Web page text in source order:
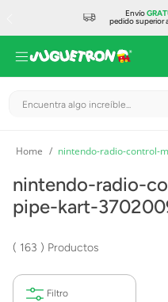
Envío
pedido superior
Encuentra algo increíble...
nintendo-radio-control-
nintendo-radio-
pipe-kart-
163 Productos